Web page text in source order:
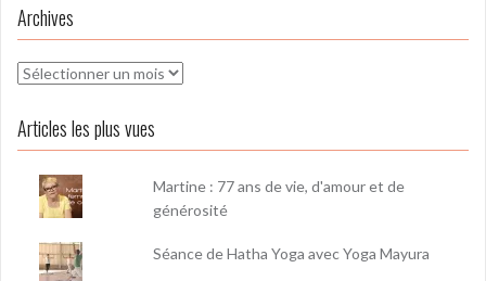
Archives
Archives
Articles les plus vues
Martine : 77 ans de vie, d'amour et de
générosité
Séance de Hatha Yoga avec Yoga Mayura